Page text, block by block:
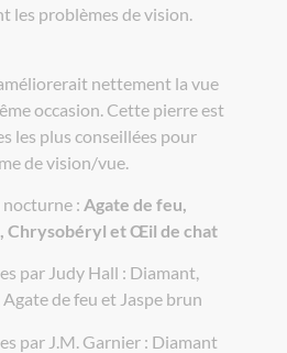
les problèmes de vision.
nettement la vue
occasion. Cette pierre est
les plus conseillées pour
de vision/vue.
: Agate de feu,
Chrysobéryl et Œil de chat
par Judy Hall : Diamant,
de feu et Jaspe brun
par J.M. Garnier : Diamant